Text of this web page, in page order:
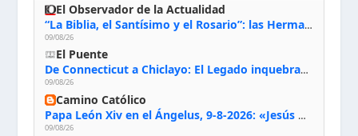
El Observador de la Actualidad
“La Biblia, el Santísimo y el Rosario”: las Hermanas de Belén, evacuadas por el incendio de Huelva, España
09/08/26
El Puente
De Connecticut a Chiclayo: El Legado inquebrantable de Monseñor Juan Tomis Stack
09/08/26
Camino Católico
Papa León Xiv en el Ángelus, 9-8-2026: «Jesús no nos abandona y si lo acogemos con humildad con la oración, los sacramentos y la escucha de su Palabra, en Él encontraremos paz, luz y fuerza para nuestro camino»
09/08/26